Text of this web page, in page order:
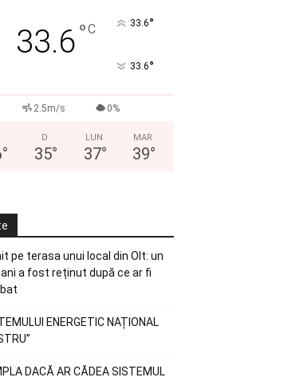
33.6°C 33.6°
33.6°
2.5m/s 0%
°
D
35°
LUN
37°
MAR
39°
pe terasa unui local din Olt: un
a fost reținut după ce ar fi
ENERGETIC NAȚIONAL
DACĂ AR CĂDEA SISTEMUL